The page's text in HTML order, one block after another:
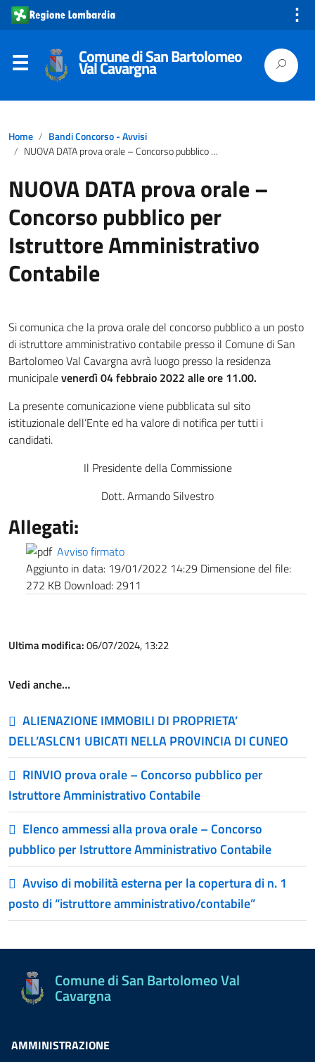
⋮
Comune di San Bartolomeo
Val Cavargna
Home
Bandi Concorso - Avvisi
NUOVA DATA prova orale – Concorso pubblico per Istruttore Amministrativo Contabile
NUOVA DATA prova orale –
Concorso pubblico per
Istruttore Amministrativo
Contabile
Si comunica che la prova orale del concorso pubblico a un posto
di istruttore amministrativo contabile presso il Comune di San
Bartolomeo Val Cavargna avrà luogo presso la residenza
municipalevenerdì 04 febbraio 2022 alle ore 11.00.
La presente comunicazione viene pubblicata sul sito
istituzionale dell’Ente ed ha valore di notifica per tutti i
candidati.
Il Presidente della Commissione
Dott. Armando Silvestro
Allegati:
Avviso firmato
Aggiunto in data: 19/01/2022 14:29 Dimensione del file:
272 KB Download: 2911
Ultima modifica:06/07/2024, 13:22
Vedi anche…
ALIENAZIONE IMMOBILI DI PROPRIETA’
DELL’ASLCN1 UBICATI NELLA PROVINCIA DI CUNEO
RINVIO prova orale – Concorso pubblico per
Istruttore Amministrativo Contabile
Elenco ammessi alla prova orale – Concorso
pubblico per Istruttore Amministrativo Contabile
Avviso di mobilità esterna per la copertura di n. 1
posto di “istruttore amministrativo/contabile”
Comune di San Bartolomeo Val
Cavargna
AMMINISTRAZIONE